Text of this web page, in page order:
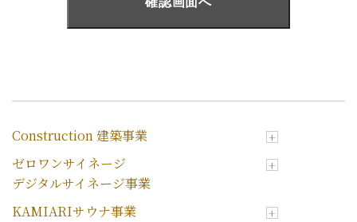
Construction 建築事業
ゼロワンサイネージ
デジタルサイネージ事業
KAMIARIサウナ事業